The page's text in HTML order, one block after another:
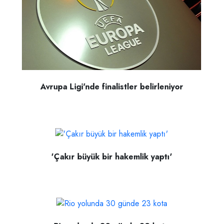
Avrupa Ligi'nde finalistler belirleniyor
'Çakır büyük bir hakemlik yaptı'